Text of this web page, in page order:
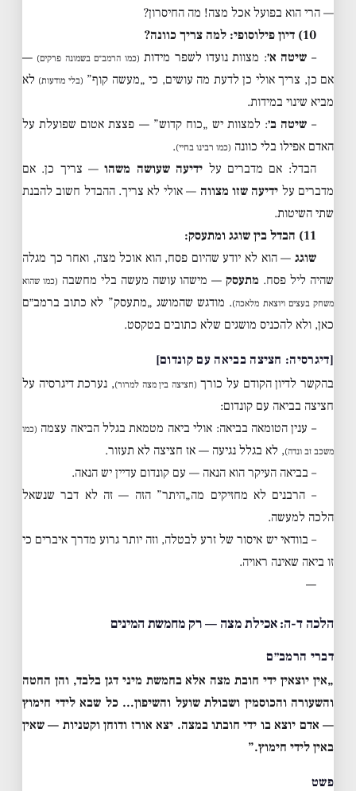
— הרי הוא בפועל אכל מצה! מה החיסרון?
10) דיון פילוסופי: למה צריך כוונה?
– שיטה א׳: מצוות נועדו לשפר מידות (כמו הרמב״ם בשמונה פרקים) —
אם כן, צריך אולי כן לדעת מה עושים, כי „מעשה קוף” (בלי מודעות) לא
מביא שינוי במידות.
– שיטה ב׳: למצוות יש „כוח קדוש” — פצצת אטום שפועלת על
האדם אפילו בלי כוונה (כמו רבינו בחיי).
הבדל: אם מדברים על ידיעה שעושה משהו— צריך כן. אם
מדברים על ידיעה שזו מצווה — אולי לא צריך. ההבדל חשוב להבנת
שתי השיטות.
11) הבדל בין שוגג ומתעסק:
שוגג — הוא לא יודע שהיום פסח, הוא אוכל מצה, ואחר כך מגלה
שהיה ליל פסח. מתעסק— מישהו עושה מעשה בלי מחשבה (כמו שהוא
משחק בעצים ויוצאת מלאכה). מודגש שהמושג „מתעסק” לא כתוב ברמב״ם
כאן, ולא להכניס מושגים שלא כתובים בטקסט.
[דיגרסיה: חציצה בביאה עם קונדום]
בהקשר לדיון הקודם על כורך (חציצה בין מצה למרור), נערכת דיגרסיה על
חציצה בביאה עם קונדום:
– ענין הטומאה בביאה: אולי ביאה מטמאת בגלל הביאה עצמה (כמו
משכב זב ונדה), לא בגלל נגיעה — אז חציצה לא תעזור.
– בביאה העיקר הוא הנאה — עם קונדום עדיין יש הנאה.
– הרבנים לא מחזיקים מה„היתר” הזה — זה לא דבר שנשאל
הלכה למעשה.
– בוודאי יש איסור של זרע לבטלה, וזה יותר גרוע מדרך איברים כי
זו ביאה שאינה ראויה.
—
הלכה ד-ה: אכילת מצה — רק מחמשת המינים
דברי הרמב״ם
„אין יוצאין ידי חובת מצה אלא בחמשת מיני דגן בלבד, והן החטה
והשעורה והכוסמין ושבולת שועל והשיפון… כל שבא לידי חימוץ
— אדם יוצא בו ידי חובתו במצה. יצא אורז ודוחן וקטניות — שאין
באין לידי חימוץ.”
פשט